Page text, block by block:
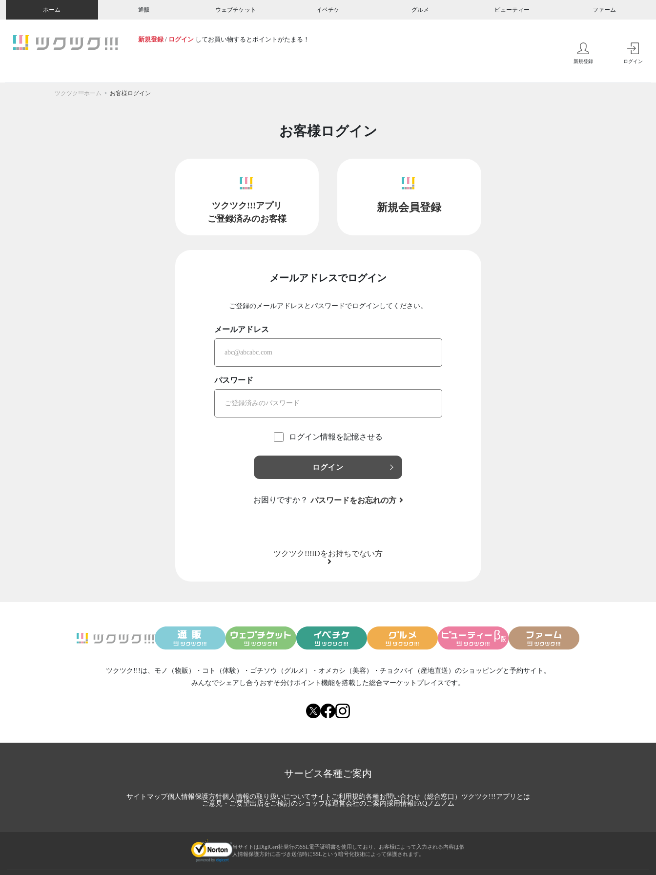
ホーム 通販 ウェブチケット イベチケ グルメ ビューティー ファーム
新規登録 / ログイン してお買い物するとポイントがたまる！
新規登録 ログイン
ツクツク!!!ホーム お客様ログイン
お客様ログイン
ツクツク!!!アプリ
ご登録済みのお客様
新規会員登録
メールアドレスでログイン
ご登録のメールアドレスとパスワードでログインしてください。
メールアドレス
パスワード
ログイン情報を記憶させる
ログイン
お困りですか？ パスワードをお忘れの方
ツクツク!!!IDをお持ちでない方
ツクツク!!!は、 モノ（物販） ・ コト（体験） ・ ゴチソウ（グルメ） ・ オメカシ（美容） ・ チョクバイ（産地直送） のショッピングと予約サイト。
みんなでシェアし合う おすそ分けポイント機能を搭載した総合マーケットプレイスです。
サービス各種ご案内
サイトマップ個人情報保護方針個人情報の取り扱いについてサイトご利用規約各種お問い合わせ（総合窓口） ツクツク!!!アプリとは
ご意見・ご要望出店をご検討のショップ様運営会社のご案内採用情報FAQノムノム
当サイトはDigiCert社発行のSSL電子証明書を使用しており、お客様によって入力される内容は個
人情報保護方針に基づき送信時にSSLという暗号化技術によって保護されます。